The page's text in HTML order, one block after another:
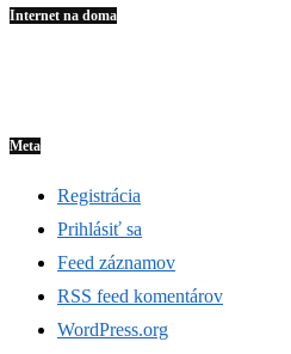
Internet na doma
Meta
Registrácia
Prihlásiť sa
Feed záznamov
RSS feed komentárov
WordPress.org